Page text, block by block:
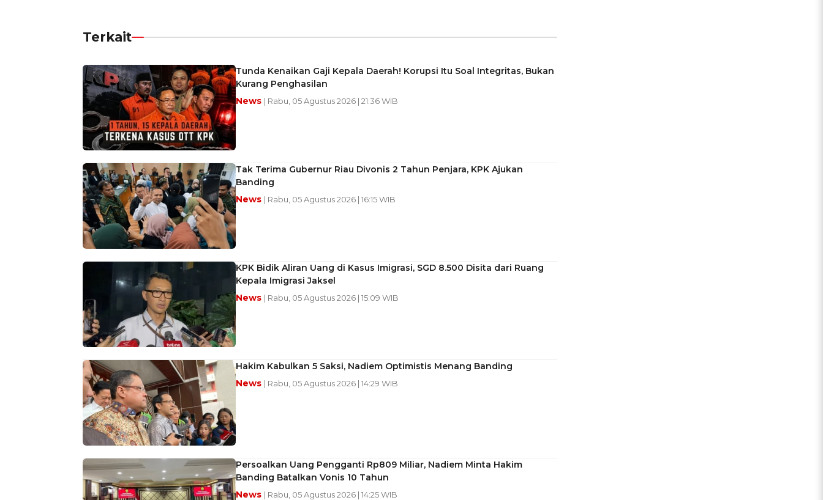
Terkait
Tunda Kenaikan Gaji Kepala Daerah! Korupsi Itu Soal Integritas, Bukan
Kurang Penghasilan
News | Rabu, 05 Agustus 2026 | 21:36 WIB
Tak Terima Gubernur Riau Divonis 2 Tahun Penjara, KPK Ajukan
Banding
News | Rabu, 05 Agustus 2026 | 16:15 WIB
KPK Bidik Aliran Uang di Kasus Imigrasi, SGD 8.500 Disita dari Ruang
Kepala Imigrasi Jaksel
News | Rabu, 05 Agustus 2026 | 15:09 WIB
Hakim Kabulkan 5 Saksi, Nadiem Optimistis Menang Banding
News | Rabu, 05 Agustus 2026 | 14:29 WIB
Persoalkan Uang Pengganti Rp809 Miliar, Nadiem Minta Hakim
Banding Batalkan Vonis 10 Tahun
News | Rabu, 05 Agustus 2026 | 14:25 WIB